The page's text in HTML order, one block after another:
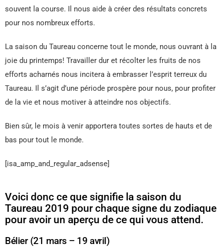
souvent la course. Il nous aide à créer des résultats concrets
pour nos nombreux efforts.
La saison du Taureau concerne tout le monde, nous ouvrant à la
joie du printemps! Travailler dur et récolter les fruits de nos
efforts acharnés nous incitera à embrasser l’esprit terreux du
Taureau. Il s’agit d’une période prospère pour nous, pour profiter
de la vie et nous motiver à atteindre nos objectifs.
Bien sûr, le mois à venir apportera toutes sortes de hauts et de
bas pour tout le monde.
[isa_amp_and_regular_adsense]
Voici donc ce que signifie la saison du
Taureau 2019 pour chaque signe du zodiaque
pour avoir un aperçu de ce qui vous attend.
Bélier (21 mars – 19 avril)